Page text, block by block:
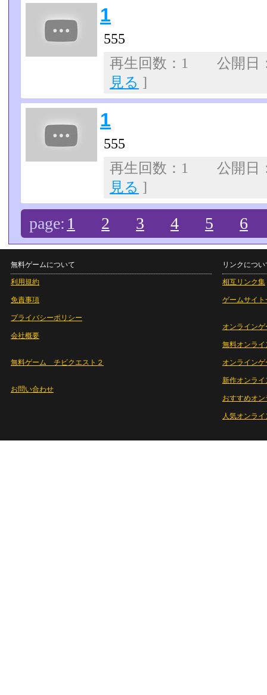
1
555
再生回数：1 公開
見る ]
1
555
再生回数：1 公開
見る ]
page: 1 2 3 4 5 6
無料ゲームについて
利用規約
免責事項
プライバシーポリシー
会社概要
無料ゲーム チビクエスト２
お問い合わせ
リンクについ
相互リンク集
ゲームサイト
オンラインゲ
無料オンライ
オンライン
新作オンライ
おすすめオ
人気オンラ